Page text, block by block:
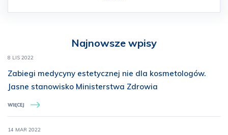
Najnowsze wpisy
8 LIS 2022
Zabiegi medycyny estetycznej nie dla kosmetologów.
Jasne stanowisko Ministerstwa Zdrowia
WIĘCEJ
14 MAR 2022